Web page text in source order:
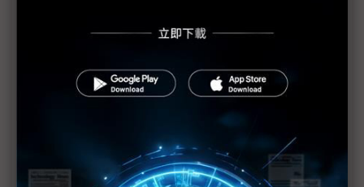
友達旗下達擎首度進軍COMPUTEX 攜手元太拓電子
電子紙從靜態走向互動 元太新架構讓「顯示效能翻
倍」更靈動
元太首度參展 電子紙數位相框牆點亮6月
COMPUTEX 2026